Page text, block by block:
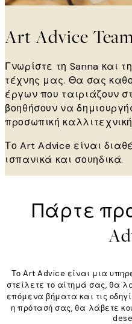
Art Advice
Γνωρίστε τη Sanna και
τέχνης μας. Θα σας
έργων που ταιριάζουν
βοηθήσουν να
προσωπική
Το Art Advice είναι
ισπανικά και σουηδικά.
Πάρτε
Το Art Advice είναι μια
στείλετε το αίτημά σας, θα
επόμενα βήματα και τις
η πρότασή σας, θα λάβετε